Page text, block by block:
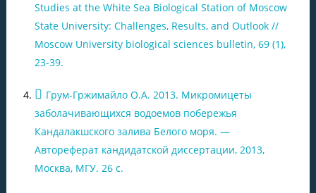
Studies at the White Sea Biological Station of Moscow
State University: Challenges, Results, and Outlook //
Moscow University biological sciences bulletin, 69 (1),
23-39.
Грум-Гржимайло О.А. 2013. Микромицеты
заболачивающихся водоемов побережья
Кандалакшского залива Белого моря. —
Автореферат кандидатской диссертации, 2013,
Москва, МГУ. 26 с.